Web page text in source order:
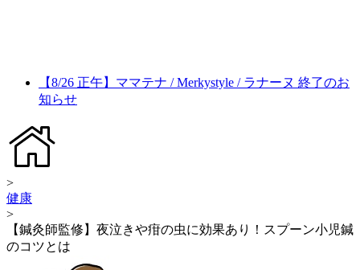
【8/26 正午】ママテナ / Merkystyle / ラナーヌ 終了のお
知らせ
>
健康
>
【鍼灸師監修】夜泣きや疳の虫に効果あり！スプーン小児鍼
のコツとは